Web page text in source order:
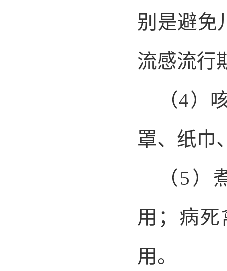
别是避免
流感流行
（4）
罩、纸巾
（5
用；病
用。